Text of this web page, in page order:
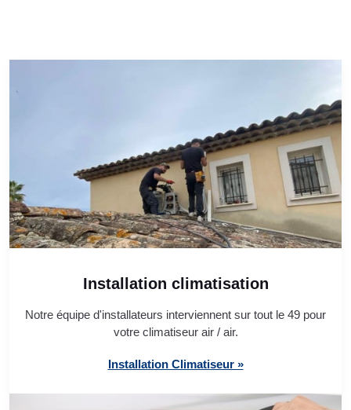
Installation climatisation
Notre équipe d'installateurs interviennent sur tout le 49 pour
votre climatiseur air / air.
Installation Climatiseur »